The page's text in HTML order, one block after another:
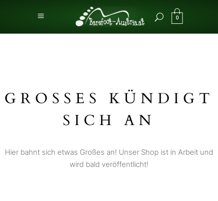
0
GROSSES KÜNDIGT S
ICH AN
Hier bahnt sich etwas Großes an! Unser Shop ist in Arbeit und
wird bald veröffentlicht!